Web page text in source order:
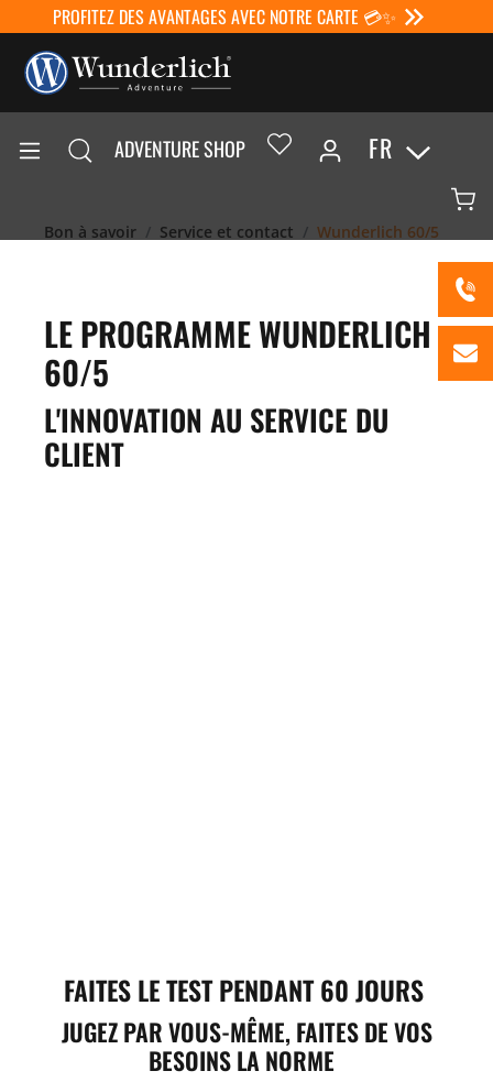
PROFITEZ DES AVANTAGES AVEC NOTRE CARTE 💳✨
ADVENTURE SHOP FR
Bon à savoir Service et contact Wunderlich 60/5
LE PROGRAMME WUNDERLICH
60/5
L'INNOVATION AU SERVICE DU
CLIENT
FAITES LE TEST PENDANT 60 JOURS
JUGEZ PAR VOUS-MÊME, FAITES DE VOS
BESOINS LA NORME